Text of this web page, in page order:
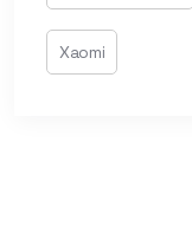
Xaomi